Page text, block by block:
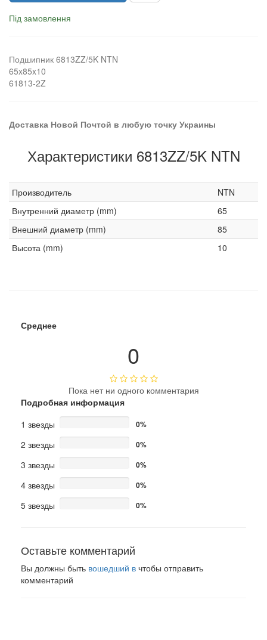
Під замовлення
Подшипник 6813ZZ/5K NTN
65x85x10
61813-2Z
Доставка Новой Почтой в любую точку Украины
Характеристики 6813ZZ/5K NTN
Производитель
NTN
Внутренний диаметр (mm)
65
Внешний диаметр (mm)
85
Высота (mm)
10
Среднее
0
Пока нет ни одного комментария
Подробная информация
1 звезды
0%
2 звезды 0%
3 звезды 0%
4 звезды 0%
5 звезды 0%
Оставьте комментарий
Вы должны быть вошедший в чтобы отправить
комментарий